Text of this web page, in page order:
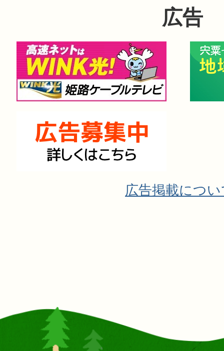
広告
広告掲載につ